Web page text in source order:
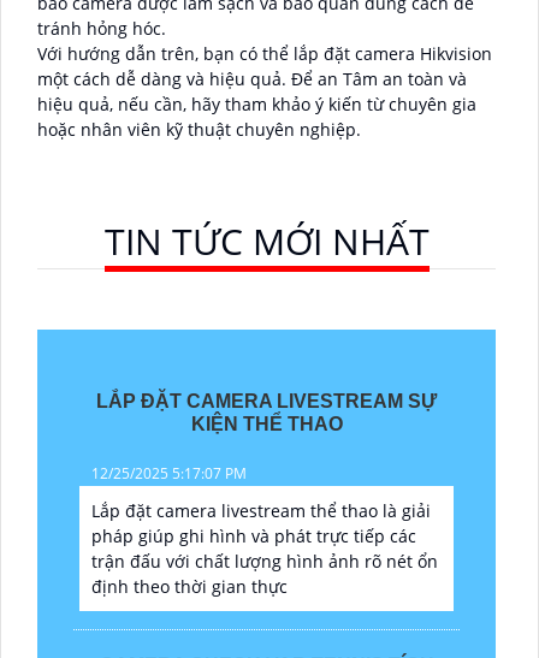
tránh hỏng hóc.
Với hướng dẫn trên, bạn có thể lắp đặt camera Hikvision
một cách dễ dàng và hiệu quả. Để an Tâm an toàn và
hiệu quả, nếu cần, hãy tham khảo ý kiến từ chuyên gia
hoặc nhân viên kỹ thuật chuyên nghiệp.
TIN TỨC MỚI NHẤT
LẮP ĐẶT CAMERA LIVESTREAM SỰ
KIỆN THỂ THAO
12/25/2025 5:17:07 PM
Lắp đặt camera livestream thể thao là giải
pháp giúp ghi hình và phát trực tiếp các
trận đấu với chất lượng hình ảnh rõ nét ổn
định theo thời gian thực